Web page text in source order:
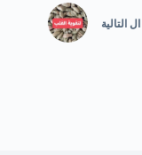
ال التالية